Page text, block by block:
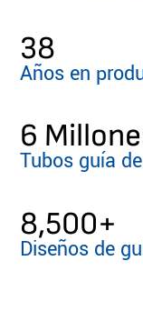
Años en
38
Tubos guía
6
Diseños de
8,500+